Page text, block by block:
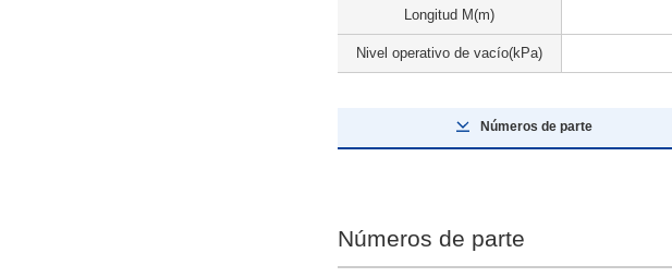
Longitud M(m)
Nivel operativo de vacío(kPa)
Números de parte
Números de parte